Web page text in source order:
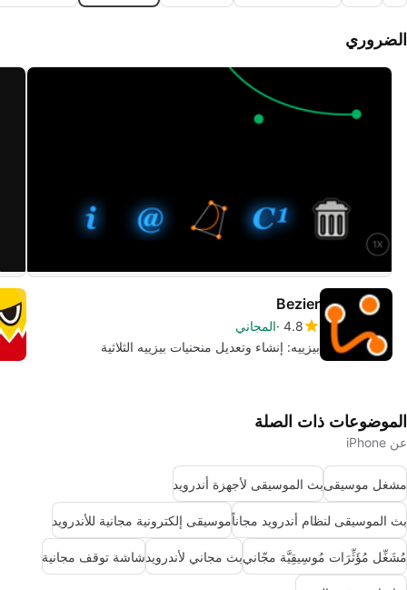
الضروري
Bezier
4.8 المجاني
بيزييه: إنشاء وتعديل منحنيات بيزييه الثلاثية
الموضوعات ذات الصلة
عن iPhone
مشغل موسيقىبث الموسيقى لأجهزة أندرويد
بث الموسيقى لنظام أندرويد مجاناًموسيقى إلكترونية مجانية للأندرويد
مُشَغِّل مُؤَثِّرَات مُوسِيقِيَّة مجّانيبث مجاني لأندرويدشاشة توقف مجانية